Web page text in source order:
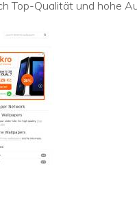
Top-Qualität und hohe